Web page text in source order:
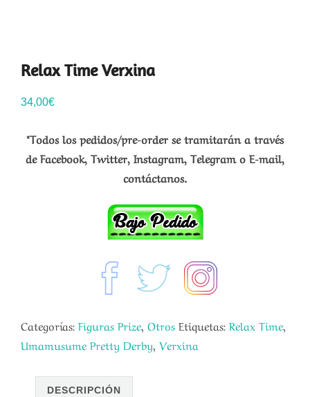
Relax Time Verxina
34,00€
*Todos los pedidos/pre-order se tramitarán a través
de Facebook, Twitter, Instagram, Telegram o E-mail,
contáctanos.
Categorías: Figuras Prize, Otros Etiquetas: Relax Time,
Umamusume Pretty Derby, Verxina
DESCRIPCIÓN